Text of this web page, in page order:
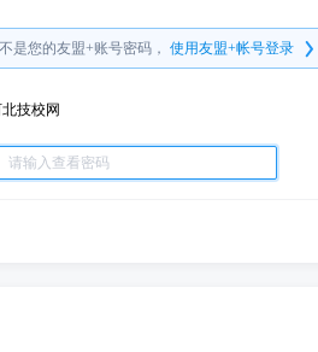
是您的友盟+账号密码， 使用友盟+帐号登录
技校网